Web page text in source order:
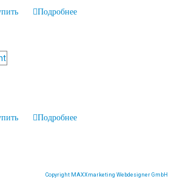
Подробнее
Подробнее
Copyright MAXXmarketing Webdesigner GmbH